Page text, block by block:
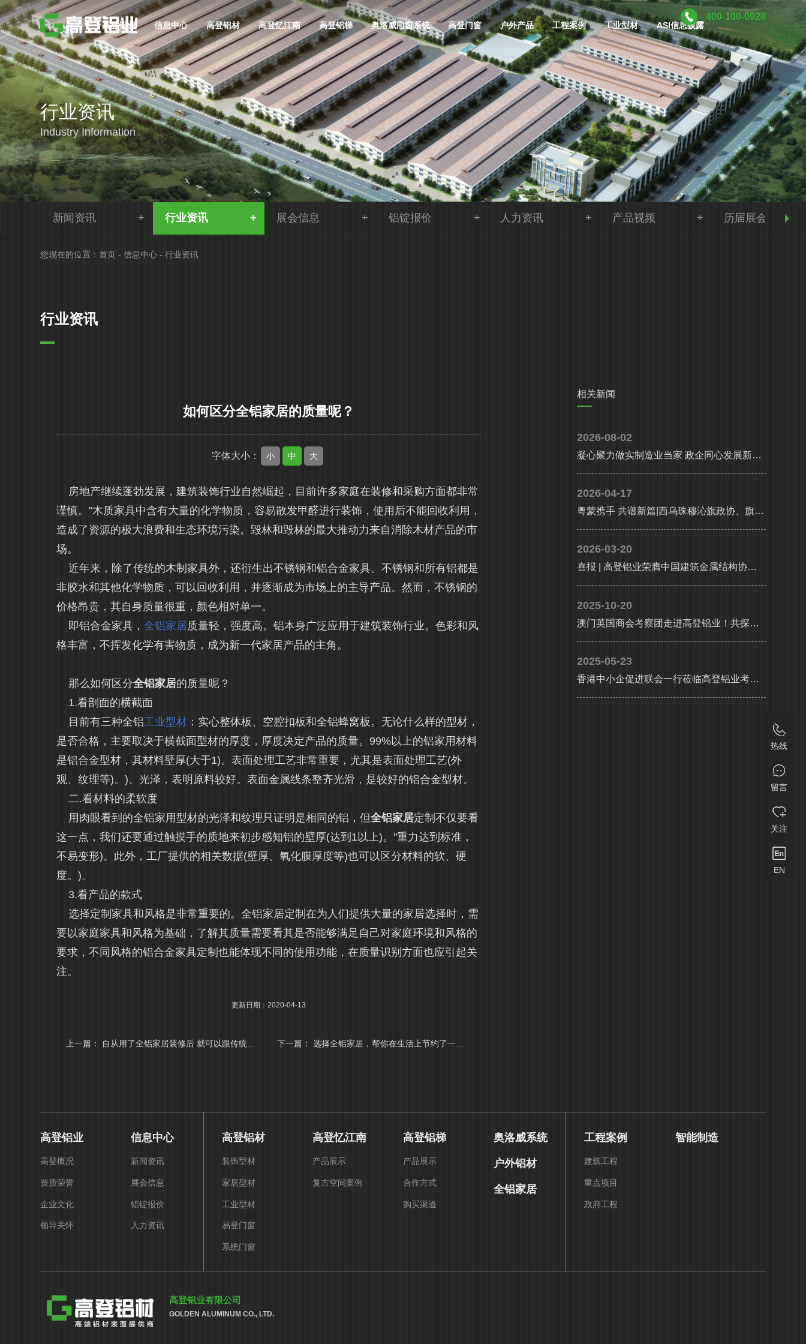
高登铝业 信息中心 高登铝材 高登忆江南 高登铝梯 奥洛威门窗系统 高登门窗 户外产品 工程案例 工业型材 ASI信息披露
400-100-0928
行业资讯
Industry Information
新闻资讯 行业资讯 展会信息 铝锭报价 人力资讯 产品视频 历届展会
您现在的位置：首页 -信息中心 -行业资讯
行业资讯
如何区分全铝家居的质量呢？
字体大小： 小 中 大
房地产继续蓬勃发展，建筑装饰行业自然崛起，目前许多家庭在装修和采购方面都非常
谨慎。"木质家具中含有大量的化学物质，容易散发甲醛进行装饰，使用后不能回收利用，
造成了资源的极大浪费和生态环境污染。毁林和毁林的最大推动力来自消除木材产品的市
场。
近年来，除了传统的木制家具外，还衍生出不锈钢和铝合金家具。不锈钢和所有铝都是
非胶水和其他化学物质，可以回收利用，并逐渐成为市场上的主导产品。然而，不锈钢的
价格昂贵，其自身质量很重，颜色相对单一。
即铝合金家具，全铝家居质量轻，强度高。铝本身广泛应用于建筑装饰行业。色彩和风
格丰富，不挥发化学有害物质，成为新一代家居产品的主角。
那么如何区分全铝家居的质量呢？
1.看剖面的横截面
目前有三种全铝工业型材 ：实心整体板、空腔扣板和全铝蜂窝板。无论什么样的型材，
是否合格，主要取决于横截面型材的厚度，厚度决定产品的质量。99%以上的铝家用材料
是铝合金型材，其材料壁厚(大于1)。表面处理工艺非常重要，尤其是表面处理工艺(外
观、纹理等)。)、光泽，表明原料较好。表面金属线条整齐光滑，是较好的铝合金型材。
二.看材料的柔软度
用肉眼看到的全铝家用型材的光泽和纹理只证明是相同的铝，但全铝家居定制不仅要看
这一点，我们还要通过触摸手的质地来初步感知铝的壁厚(达到1以上)。"重力达到标准，
不易变形)。此外，工厂提供的相关数据(壁厚、氧化膜厚度等)也可以区分材料的软、硬
度。)。
3.看产品的款式
选择定制家具和风格是非常重要的。全铝家居定制在为人们提供大量的家居选择时，需
要以家庭家具和风格为基础，了解其质量需要看其是否能够满足自己对家庭环境和风格的
要求，不同风格的铝合金家具定制也能体现不同的使用功能，在质量识别方面也应引起关
注。
更新日期：2020-04-13
上一篇： 自从用了全铝家居装修后 就可以跟传统装修说再见 下一篇： 选择全铝家居，帮你在生活上节约了一大笔费用
相关新闻
2026-08-02
凝心聚力做实制造业当家 政企同心发展新质生产力|省、市多部门联合调研组莅临高登铝业调研指导
2026-04-17
粤蒙携手 共谱新篇|西乌珠穆沁旗政协、旗委统战部携工商联及企业代表考察团莅临高登铝业共谋高质量发展
2026-03-20
喜报 | 高登铝业荣膺中国建筑金属结构协会铝门窗幕墙分会副会长单位，执行总裁李婧受聘副会长
2025-10-20
澳门英国商会考察团走进高登铝业！共探大湾区产业协同新机遇
2025-05-23
香港中小企促进联会一行莅临高登铝业考察交流，共探合作发展新机遇及产业升级新路径
高登铝业
高登概况
资质荣誉
企业文化
领导关怀
信息中心
新闻资讯
展会信息
铝锭报价
人力资讯
高登铝材
装饰型材
家居型材
工业型材
易登门窗
系统门窗
高登忆江南
产品展示
复古空间案例
高登铝梯
产品展示
合作方式
购买渠道
奥洛威系统
户外铝材
全铝家居
工程案例
建筑工程
重点项目
政府工程
智能制造
高登铝业有限公司
GOLDEN ALUMINUM CO., LTD.
热线
留言
关注
EN